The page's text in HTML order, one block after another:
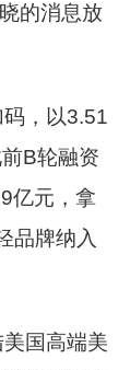
的消息放
，以3.51
B轮融资
亿元，拿
品牌纳入
国高端美